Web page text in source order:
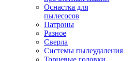
Оснастка для
пылесосов
Патроны
Разное
Сверла
Системы пылеудаления
Торцевые головки